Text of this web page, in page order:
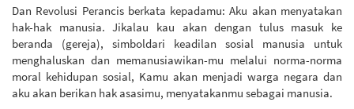
Dan Revolusi Perancis berkata kepadamu: Aku akan menyatakan
hak-hak manusia. Jikalau kau akan dengan tulus masuk ke
beranda (gereja), simboldari keadilan sosial manusia untuk
menghaluskan dan memanusiawikan-mu melalui norma-norma
moral kehidupan sosial, Kamu akan menjadi warga negara dan
aku akan berikan hak asasimu, menyatakanmu sebagai manusia.